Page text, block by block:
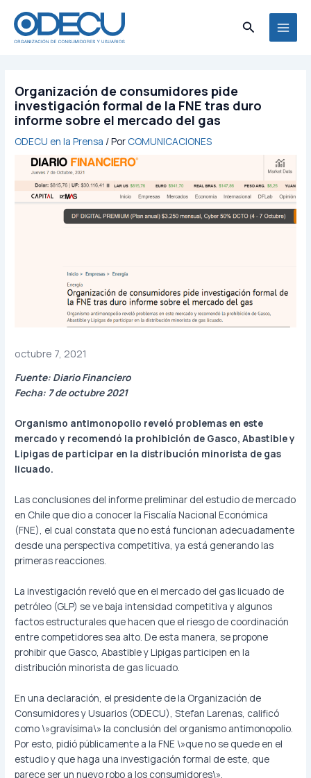
contenido
Buscar
Organización de consumidores pide
investigación formal de la FNE tras duro
informe sobre el mercado del gas
ODECU en la Prensa / Por COMUNICACIONES
octubre 7, 2021
Fuente: Diario Financiero
Fecha: 7 de octubre 2021
Organismo antimonopolio reveló problemas en este
mercado y recomendó la prohibición de Gasco, Abastible y
Lipigas de participar en la distribución minorista de gas
licuado.
Las conclusiones del informe preliminar del estudio de mercado
en Chile que dio a conocer la Fiscalía Nacional Económica
(FNE), el cual constata que no está funcionan adecuadamente
desde una perspectiva competitiva, ya está generando las
primeras reacciones.
La investigación reveló que en el mercado del gas licuado de
petróleo (GLP) se ve baja intensidad competitiva y algunos
factos estructurales que hacen que el riesgo de coordinación
entre competidores sea alto. De esta manera, se propone
prohibir que Gasco, Abastible y Lipigas participen en la
distribución minorista de gas licuado.
En una declaración, el presidente de la Organización de
Consumidores y Usuarios (ODECU), Stefan Larenas, calificó
como \»gravísima\» la conclusión del organismo antimonopolio.
Por esto, pidió públicamente a la FNE \»que no se quede en el
estudio y que haga una investigación formal de este, que
parece ser un nuevo robo a los consumidores\».